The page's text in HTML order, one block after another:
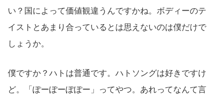
い？国によって価値観違うんですかね。ボディーのテ
イストとあまり合っているとは思えないのは僕だけで
しょうか。
僕ですか？ハトは普通です。ハトソングは好きですけ
ど。「ぽーぽーぽぽー」ってやつ。あれってなんて言